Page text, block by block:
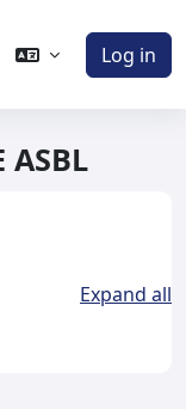
Log in
Expand all